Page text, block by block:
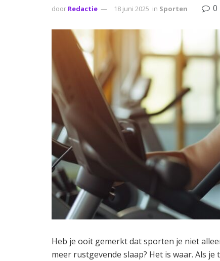
door Redactie 18 juni 2025 in Sporten 0
Heb je ooit gemerkt dat sporten je niet
meer rustgevende slaap? Het is waar. Als